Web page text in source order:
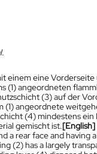
eine
(1) angeordneten
(3) auf der
(1) angeordnete
(4) mindestens
gemischt ist.[English]
a rear face and having
(2) has a largely